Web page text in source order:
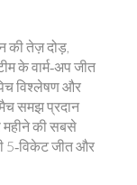
की तेज़ दोड़,
के वार्म‑अप जीत
विश्लेषण और
समझ प्रदान
महीने की सबसे
5‑विकेट जीत और